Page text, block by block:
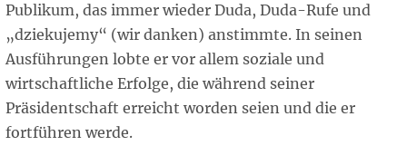
Publikum, das immer wieder Duda, Duda-Rufe und
„dziekujemy“ (wir danken) anstimmte. In seinen
Ausführungen lobte er vor allem soziale und
wirtschaftliche Erfolge, die während seiner
Präsidentschaft erreicht worden seien und die er
fortführen werde.